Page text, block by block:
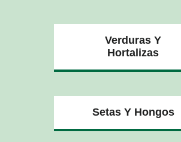
Verduras Y
Hortalizas
Setas Y Hongos